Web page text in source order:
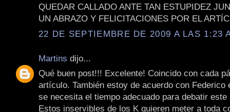
QUEDAR CALLADO ANTE TAN ESTUPIDEZ
UN ABRAZO Y FELICITACIONES POR EL
22 DE SEPTIEMBRE DE 2009 A LAS 1:23
Martins dijo...
Qué buen post!!! Excelente! Coincido con cada
artículo. También estoy de acuerdo con Federico
se necesita el tiempo adecuado para debatir este
Estos inservibles de los K quieren meter a toda